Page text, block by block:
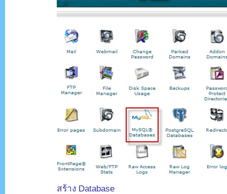
สร้าง Database